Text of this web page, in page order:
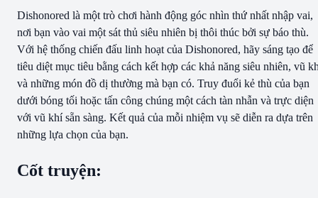
Dishonored là một trò chơi hành động góc nhìn thứ nhất nhập vai,
nơi bạn vào vai một sát thủ siêu nhiên bị thôi thúc bởi sự báo thù.
Với hệ thống chiến đấu linh hoạt của Dishonored, hãy sáng tạo để
tiêu diệt mục tiêu bằng cách kết hợp các khả năng siêu nhiên, vũ
và những món đồ dị thường mà bạn có. Truy đuổi kẻ thù của bạn
dưới bóng tối hoặc tấn công chúng một cách tàn nhẫn và trực diện
với vũ khí sẵn sàng. Kết quả của mỗi nhiệm vụ sẽ diễn ra dựa trên
những lựa chọn của bạn.
Cốt truyện: